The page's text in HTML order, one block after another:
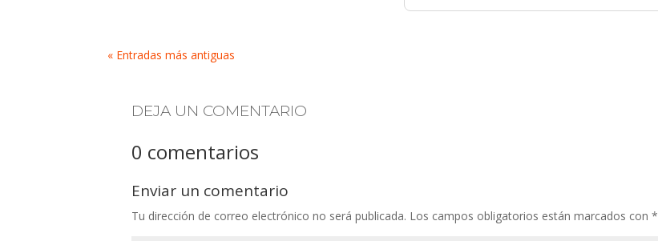
« Entradas más antiguas
DEJA UN COMENTARIO
0 comentarios
Enviar un comentario
Tu dirección de correo electrónico no será publicada. Los campos obligatorios están marcados con*